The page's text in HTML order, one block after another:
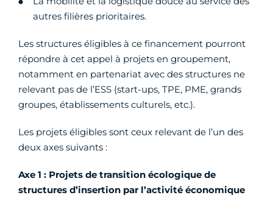
autres filières prioritaires.
Les structures éligibles à ce financement pourront
répondre à cet appel à projets en groupement,
notamment en partenariat avec des structures ne
relevant pas de l’ESS (start-ups, TPE, PME, grands
groupes, établissements culturels, etc.).
Les projets éligibles sont ceux relevant de l’un des
deux axes suivants :
Axe 1 : Projets de transition écologique de
structures d’insertion par l’activité économique